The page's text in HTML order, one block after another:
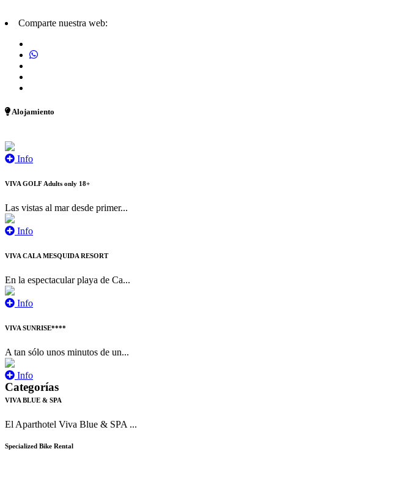
Comparte nuestra web:
Alojamiento
Info
VIVA GOLF Adults only 18+
Las vistas al mar desde primer...
Info
VIVA CALA MESQUIDA RESORT
En la espectacular playa de Ca...
Info
VIVA SUNRISE****
A tan sólo unos minutos de un...
Info
VIVA BLUE & SPA
El Aparthotel Viva Blue & SPA ...
Categorías
Specialized Bike Rental